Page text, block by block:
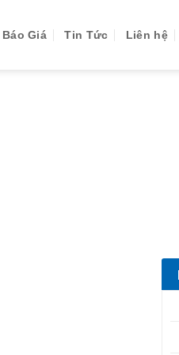
Báo Giá Tin Tức Liên hệ